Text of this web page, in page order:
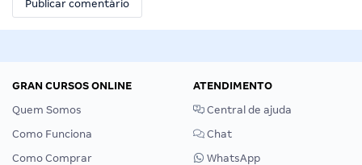
GRAN CURSOS ONLINE
Quem Somos
Como Funciona
Como Comprar
ATENDIMENTO
Central de ajuda
Chat
WhatsApp